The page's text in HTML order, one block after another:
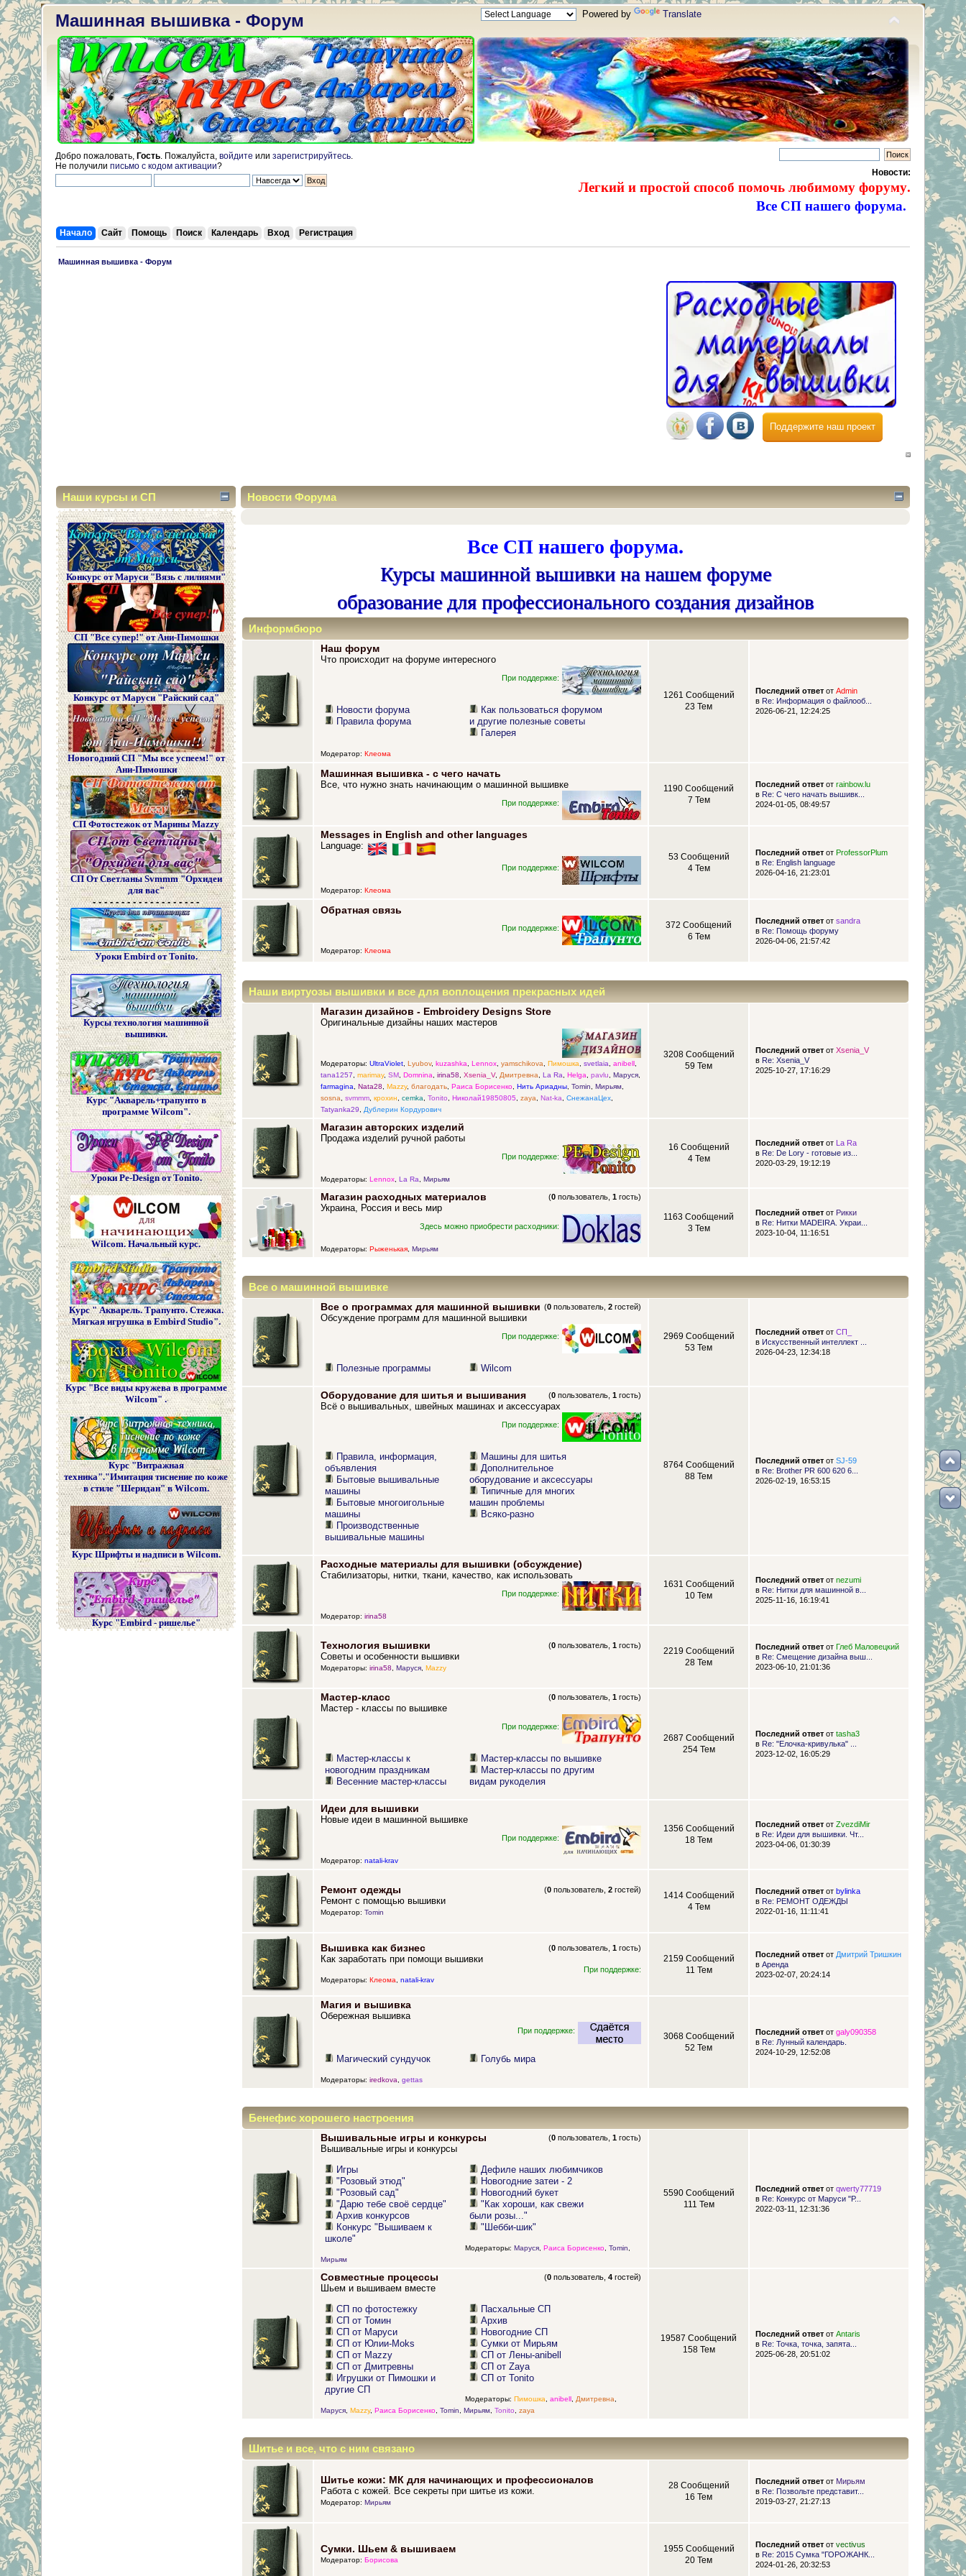
Машинная вышивка - Форум Powered by Translate
Добро пожаловать, Гость . Пожалуйста, войдите или зарегистрируйтесь
Не получили письмо с кодом активации?
Новости:
Легкий и простой способ помочь любимому форуму.
Все СП нашего форума.
Начало Сайт Помощь Поиск Календарь Вход Регистрация
Машинная вышивка - Форум
Поддержите наш проект
Наши курсы и СП
Конкурс от Маруси "Вязь с лилиями"
СП "Все супер!" от Ани-Пимошки
Конкурс от Маруси "Райский сад"
Новогодний СП "Мы все успеем!" от
Ани-Пимошки
СП Фотостежок от Марины Mazzy
СП От Светланы Svmmm "Орхидеи
для вас"
- - - - - - - - - - - - - - - - - - -
Уроки Embird от Tonito.
Курсы технология машинной
вышивки.
Курс "Акварель+трапунто в
программе Wilcom".
Уроки Pe-Design от Tonito.
Wilcom. Начальный курс.
Курс " Акварель. Трапунто. Стежка.
Мягкая игрушка в Embird Studio".
Курс "Все виды кружева в программе
Wilcom" .
Курс "Витражная
техника"."Имитация тиснение по коже
в стиле "Шеридан" в Wilcom.
Курс Шрифты и надписи в Wilcom.
Курс "Embird - ришелье"
Новости Форума
Все СП нашего форума.
Курсы машинной вышивки на нашем форуме
образование для профессионального создания дизайнов
Информбюро
Наш форум
Что происходит на форуме интересного
При поддержке:
Новости форума
Правила форума
Как пользоваться форумом
и другие полезные советы
Галерея
Модератор: Клеома
1261 Сообщений
23 Тем
Последний ответот Admin
в Re: Информация о файлооб...
2026-06-21, 12:24:25
Машинная вышивка - с чего начать
Все, что нужно знать начинающим о машинной вышивке
При поддержке:
1190 Сообщений
7 Тем
Последний ответот rainbow.lu
в Re: С чего начать вышивк...
2024-01-05, 08:49:57
Messages in English and other languages
Language:
При поддержке:
Модератор: Клеома
53 Сообщений
4 Тем
Последний ответот ProfessorPlum
в Re: English language
2026-04-16, 21:23:01
Обратная связь
При поддержке:
Модератор: Клеома
372 Сообщений
6 Тем
Последний ответот sandra
в Re: Помощь форуму
2026-04-06, 21:57:42
Наши виртуозы вышивки и все для воплощения прекрасных идей
Магазин дизайнов - Embroidery Designs Store
Оригинальные дизайны наших мастеров
Модераторы: UltraViolet, Lyubov, kuzashka, Lennox, yamschikova, Пимошка, svetlaia, anibell,
tana1257, marimay, SM, Domnina, irina58, Xsenia_V, Дмитревна, La Ra, Helga, pavlu, Маруся,
farmagina, Nata28, Mazzy, благодать, Раиса Борисенко, Нить Ариадны, Tomin, Мирьям,
sosna, svmmm, крохин, cemka, Tonito, Николай19850805, zaya, Nat-ka, СнежанаЦех,
Tatyanka29, Дублерин Кордурович
3208 Сообщений
59 Тем
Последний ответот Xsenia_V
в Re: Xsenia_V
2025-10-27, 17:16:29
Магазин авторских изделий
Продажа изделий ручной работы
При поддержке:
Модераторы: Lennox, La Ra, Мирьям
16 Сообщений
4 Тем
Последний ответот
La Ra
в Re: De Lory - готовые из...
2020-03-29, 19:12:19
Магазин расходных материалов (0 пользователь,1 гость)
Украина, Россия и весь мир
Здесь можно приобрести расходники:
Модераторы: Рыженькая, Мирьям
1163 Сообщений
3 Тем
Последний ответот Рикки
в Re: Нитки MADEIRA. Украи...
2023-10-04, 11:16:51
Все о машинной вышивке
Все о программах для машинной вышивки (0 пользователь,2 гостей)
Обсуждение программ для машинной вышивки
При поддержке:
Полезные программы Wilcom
2969 Сообщений
53 Тем
Последний ответот СП_
в Искусственный интеллект ...
2026-04-23, 12:34:18
Оборудование для шитья и вышивания (0 пользователь,1 гость)
Всё о вышивальных, швейных машинах и аксессуарах
При поддержке:
Правила, информация,
объявления
Бытовые вышивальные
машины
Бытовые многоигольные
машины
Производственные
вышивальные машины
Машины для шитья
Дополнительное
оборудование и аксессуары
Типичные для многих
машин проблемы
Всяко-разно
8764 Сообщений
88 Тем
Последний ответот SJ-59
в Re: Brother PR 600 620 6...
2026-02-19, 16:53:15
Расходные материалы для вышивки (обсуждение)
Стабилизаторы, нитки, ткани, качество, как использовать
При поддержке:
Модератор: irina58
1631 Сообщений
10 Тем
Последний ответот nezumi
в Re: Нитки для машинной в...
2025-11-16, 16:19:41
Технология вышивки (0 пользователь,1 гость)
Советы и особенности вышивки
Модераторы: irina58, Маруся, Mazzy
2219 Сообщений
28 Тем
Последний ответот Глеб Маловецкий
в Re: Смещение дизайна выш...
2023-06-10, 21:01:36
Мастер-класс (0 пользователь,1 гость)
Мастер - классы по вышивке
При поддержке:
Мастер-классы к
новогодним праздникам
Весенние мастер-классы
Мастер-классы по вышивке
Мастер-классы по другим
видам рукоделия
2687 Сообщений
254 Тем
Последний ответот tasha3
в Re: "Елочка-кривулька" ...
2023-12-02, 16:05:29
Идеи для вышивки
Новые идеи в машинной вышивке
При поддержке:
Модератор: natali-krav
1356 Сообщений
18 Тем
Последний ответот ZvezdiMir
в Re: Идеи для вышивки. Чт...
2023-04-06, 01:30:39
Ремонт одежды (0 пользователь,2 гостей)
Ремонт с помощью вышивки
Модератор: Tomin
1414 Сообщений
4 Тем
Последний ответот bylinka
в Re: РЕМОНТ ОДЕЖДЫ
2022-01-16, 11:11:41
Вышивка как бизнес (0 пользователь,1 гость)
Как заработать при помощи вышивки
При поддержке:
Модераторы: Клеома, natali-krav
2159 Сообщений
11 Тем
Последний ответот Дмитрий Тришкин
в Аренда
2023-02-07, 20:24:14
Магия и вышивка
Обережная вышивка
При поддержке:
Магический сундучок Голубь мира
Модераторы: iredkova gettas
3068 Сообщений
52 Тем
Последний ответот galy090358
в Re: Лунный календарь.
2024-10-29, 12:52:08
Бенефис хорошего настроения
Вышивальные игры и конкурсы (0 пользователь,1 гость)
Вышивальные игры и конкурсы
Игры
"Розовый этюд"
"Розовый сад"
"Дарю тебе своё сердце"
Архив конкурсов
Конкурс "Вышиваем к
школе"
Дефиле наших любимчиков
Новогодние затеи - 2
Новогодний букет
"Как хороши, как свежи
были розы..."
"Шебби-шик"
Модераторы: Маруся, Раиса Борисенко, Tomin
Мирьям
5590 Сообщений
111 Тем
Последний ответот qwerty77719
в Re: Конкурс от Маруси "Р...
2022-03-11, 12:31:36
Совместные процессы (0 пользователь,4 гостей)
Шьем и вышиваем вместе
СП по фотостежку
СП от Томин
СП от Маруси
СП от Юлии-Moks
СП от Mazzy
СП от Дмитревны
Игрушки от Пимошки и
другие СП
Пасхальные СП
Архив
Новогодние СП
Сумки от Мирьям
СП от Лены-anibell
СП от Zaya
СП от Tonito
Модераторы: Пимошка anibell, Дмитревна
Маруся, Mazzy, Раиса Борисенко, Tomin Мирьям, Tonito zaya
19587 Сообщений
158 Тем
Последний ответот Antaris
в Re: Точка, точка, запята...
2025-06-28, 20:51:02
Шитье и все, что с ним связано
Шитье кожи: МК для начинающих и профессионалов
Работа с кожей. Все секреты при шитье из кожи.
Модератор: Мирьям
28 Сообщений
16 Тем
Последний ответот Мирьям
в Re: Позвольте представит...
2019-03-27, 21:27:13
Сумки. Шьем & вышиваем
Модератор: Борисова
1955 Сообщений
20 Тем
Последний ответот vectivus
в Re: 2015 Сумка "ГОРОЖАНК...
2024-01-26, 20:32:53